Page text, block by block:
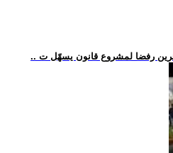
رفضا لمشروع قانون يسهّل ت